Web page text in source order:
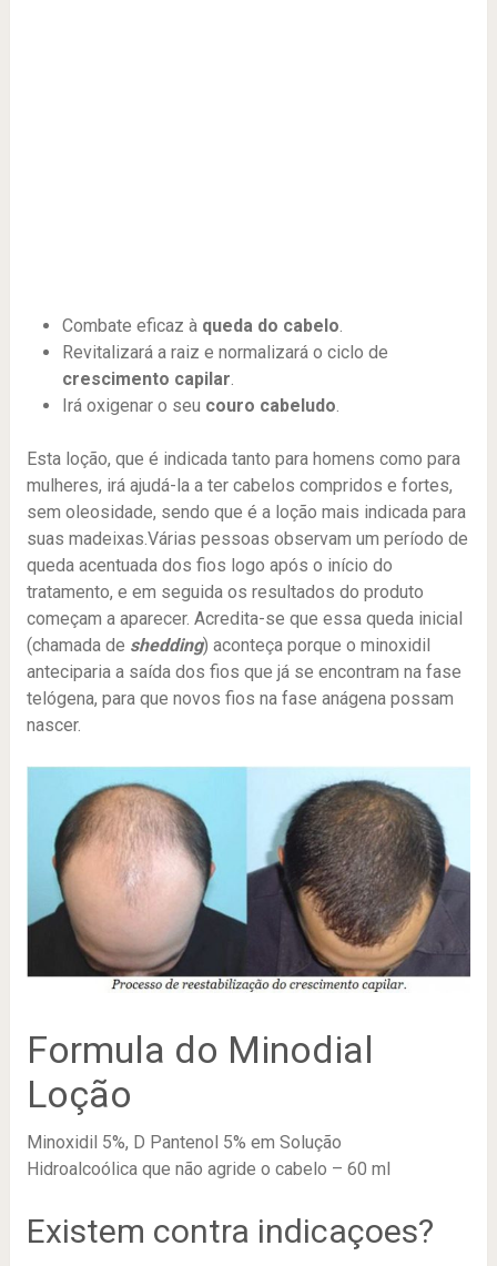
Combate eficaz à queda do cabelo
Revitalizará a raiz e normalizará o ciclo de
crescimento capilar
Irá oxigenar o seu couro cabeludo
Esta loção, que é indicada tanto para homens como para
mulheres, irá ajudá-la a ter cabelos compridos e fortes,
sem oleosidade, sendo que é a loção mais indicada para
suas madeixas.Várias pessoas observam um período de
queda acentuada dos fios logo após o início do
tratamento, e em seguida os resultados do produto
começam a aparecer. Acredita-se que essa queda inicial
(chamada de shedding) aconteça porque o minoxidil
anteciparia a saída dos fios que já se encontram na fase
telógena, para que novos fios na fase anágena possam
nascer.
Formula do Minodial
Loção
Minoxidil 5%, D Pantenol 5% em Solução
Hidroalcoólica que não agride o cabelo – 60 ml
Existem contra indicaçoes?